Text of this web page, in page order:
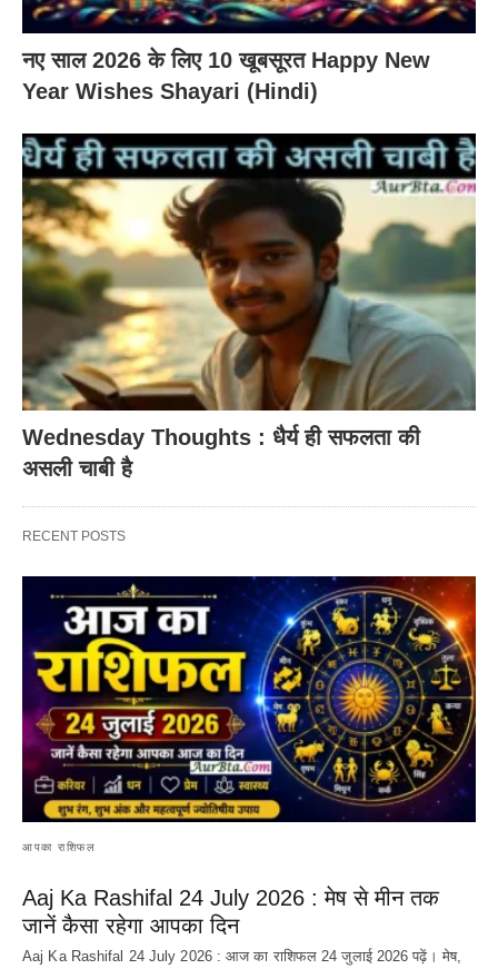
नए साल 2026 के लिए 10 खूबसूरत Happy New
Year Wishes Shayari (Hindi)
Wednesday Thoughts : धैर्य ही सफलता की
असली चाबी है
RECENT POSTS
आपका राशिफल
Aaj Ka Rashifal 24 July 2026 : मेष से मीन तक
जानें कैसा रहेगा आपका दिन
Aaj Ka Rashifal 24 July 2026 : आज का राशिफल 24 जुलाई 2026 पढ़ें। मेष,